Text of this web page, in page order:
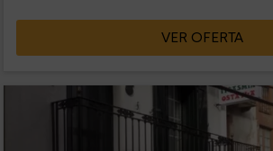
VER OFERTA